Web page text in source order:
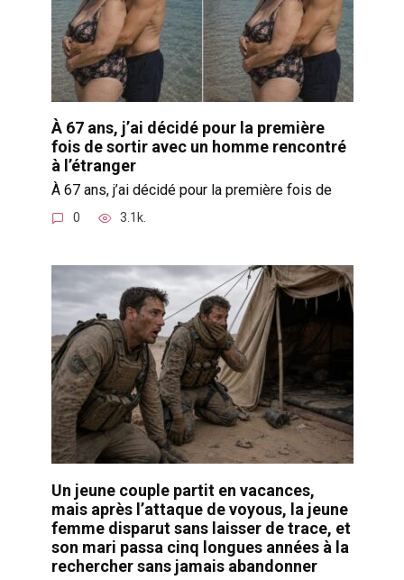
À 67 ans, j’ai décidé pour la première
fois de sortir avec un homme rencontré
à l’étranger
À 67 ans, j’ai décidé pour la première fois de
0 3.1k.
Un jeune couple partit en vacances,
mais après l’attaque de voyous, la jeune
femme disparut sans laisser de trace, et
son mari passa cinq longues années à la
rechercher sans jamais abandonner